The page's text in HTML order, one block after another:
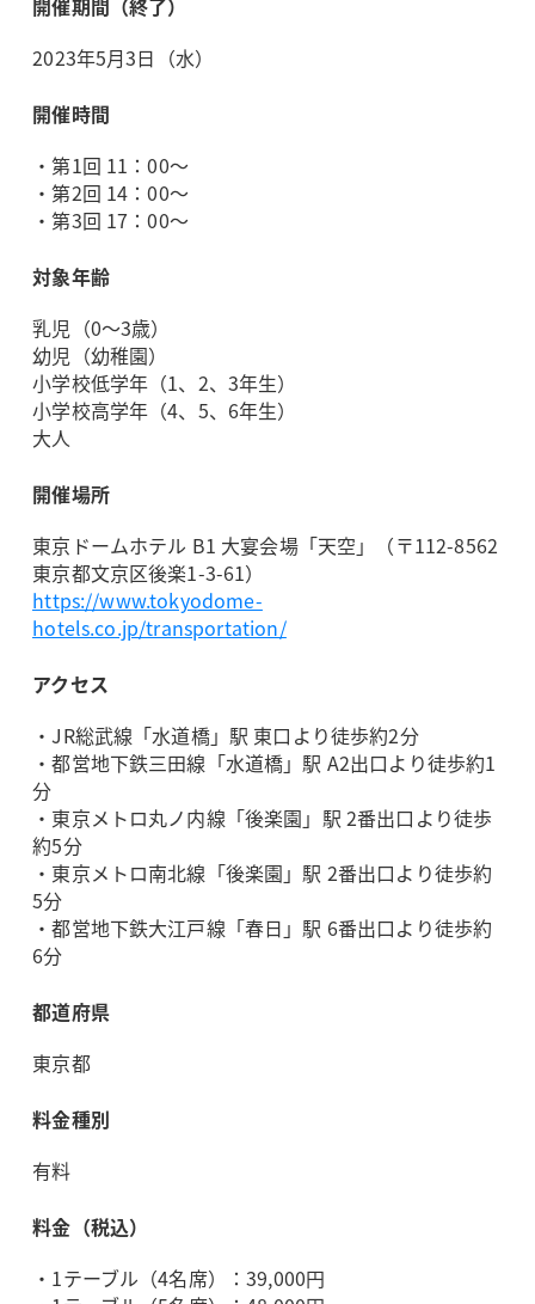
開催期間（終了）
2023年5月3日（水）
開催時間
・第1回 11：00～
・第2回 14：00～
・第3回 17：00～
対象年齢
乳児（0～3歳）
幼児（幼稚園）
小学校低学年（1、2、3年生）
小学校高学年（4、5、6年生）
大人
開催場所
東京ドームホテル B1 大宴会場「天空」（〒112-8562
東京都文京区後楽1-3-61）
https://www.tokyodome-
hotels.co.jp/transportation/
アクセス
・JR総武線「水道橋」駅 東口より徒歩約2分
・都営地下鉄三田線「水道橋」駅 A2出口より徒歩約1
分
・東京メトロ丸ノ内線「後楽園」駅 2番出口より徒歩
約5分
・東京メトロ南北線「後楽園」駅 2番出口より徒歩約
5分
・都営地下鉄大江戸線「春日」駅 6番出口より徒歩約
6分
都道府県
東京都
料金種別
有料
料金（税込）
・1テーブル（4名席）：39,000円